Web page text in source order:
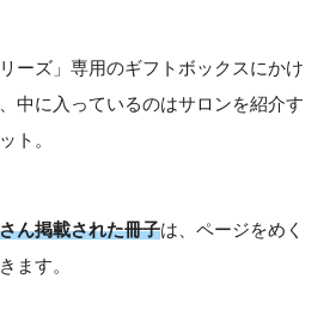
ーズ」専用のギフトボックスにかけ
中に入っているのはサロンを紹介す
ト。
ん掲載された冊子は、ページをめく
ます。